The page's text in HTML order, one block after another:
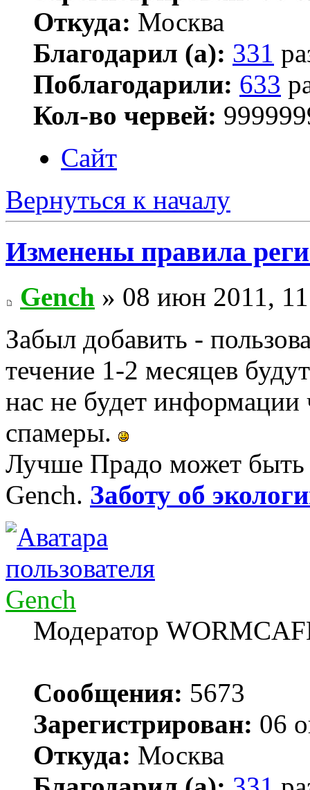
Откуда: Москва
Благодарил (а): 331
Поблагодарили: 633
Кол-во червей:
Сайт
Вернуться к началу
Изменены правила
Gench » 08 июн 2011,
Забыл добавить -
течение 1-2 месяцев
нас не будет информации
спамеры.
Лучше Прадо может
Gench. Заботу об
Gench
Модератор
Сообщения: 5673
Зарегистрирован: 06
Откуда: Москва